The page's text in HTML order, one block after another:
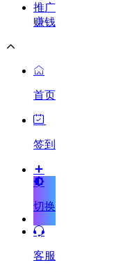
推广
赚钱
首页
签到
切换
客服